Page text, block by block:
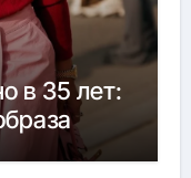
в 35 лет: